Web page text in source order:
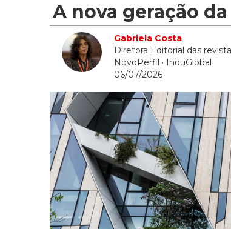
A nova geração
Gabriela Costa
Diretora Editorial das
NovoPerfil · InduGlobal
06/07/2026